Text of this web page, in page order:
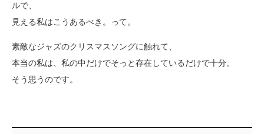
ルで、
見える私はこうあるべき。って。
素敵なジャズのクリスマスソングに触れて、
本当の私は、私の中だけでそっと存在しているだけで十分。
そう思うのです。